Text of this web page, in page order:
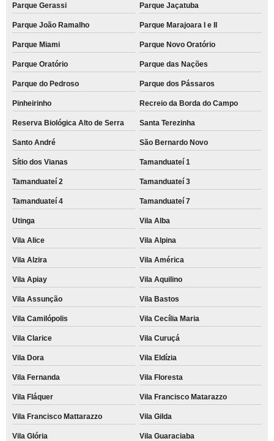
Parque Gerassi Parque Jaçatuba
Parque João Ramalho Parque Marajoara I e II
Parque Miami Parque Novo Oratório
Parque Oratório Parque das Nações
Parque do Pedroso Parque dos Pássaros
Pinheirinho Recreio da Borda do Campo
Reserva Biológica Alto de Serra Santa Terezinha
Santo André São Bernardo Novo
Sítio dos Vianas Tamanduateí 1
Tamanduateí 2 Tamanduateí 3
Tamanduateí 4 Tamanduateí 7
Utinga Vila Alba
Vila Alice Vila Alpina
Vila Alzira Vila América
Vila Apiay Vila Aquilino
Vila Assunção Vila Bastos
Vila Camilópolis Vila Cecília Maria
Vila Clarice Vila Curuçá
Vila Dora Vila Eldízia
Vila Fernanda Vila Floresta
Vila Fláquer Vila Francisco Matarazzo
Vila Francisco Mattarazzo Vila Gilda
Vila Glória Vila Guaraciaba